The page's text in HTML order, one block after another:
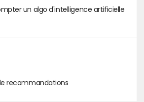
un algo d'intelligence artificielle
recommandations